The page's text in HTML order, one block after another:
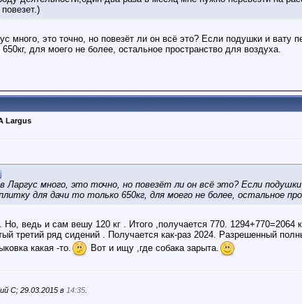
много, это точно, но повезёт ли он всё это? Если подушки и вату
для моего не более, остальное пространство для воздуха.
Largus
Ларгус много, это точно, но повезёт ли он всё это? Если
для дачи то только 650кг, для моего не более, остальное
Но, ведь и сам вешу 120 кг . Итого ,получается 770. 1294+770=2064
третий ряд сидений . Получается как-раз 2024. Разрешенный
какая -то.
Вот и ищу ,где собака зарыта.
С; 29.03.2015 в 14:35